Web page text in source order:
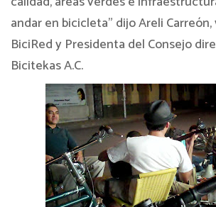
andar en bicicleta” dijo Areli
BiciRed y Presidenta del Consejo
Bicitekas A.C.